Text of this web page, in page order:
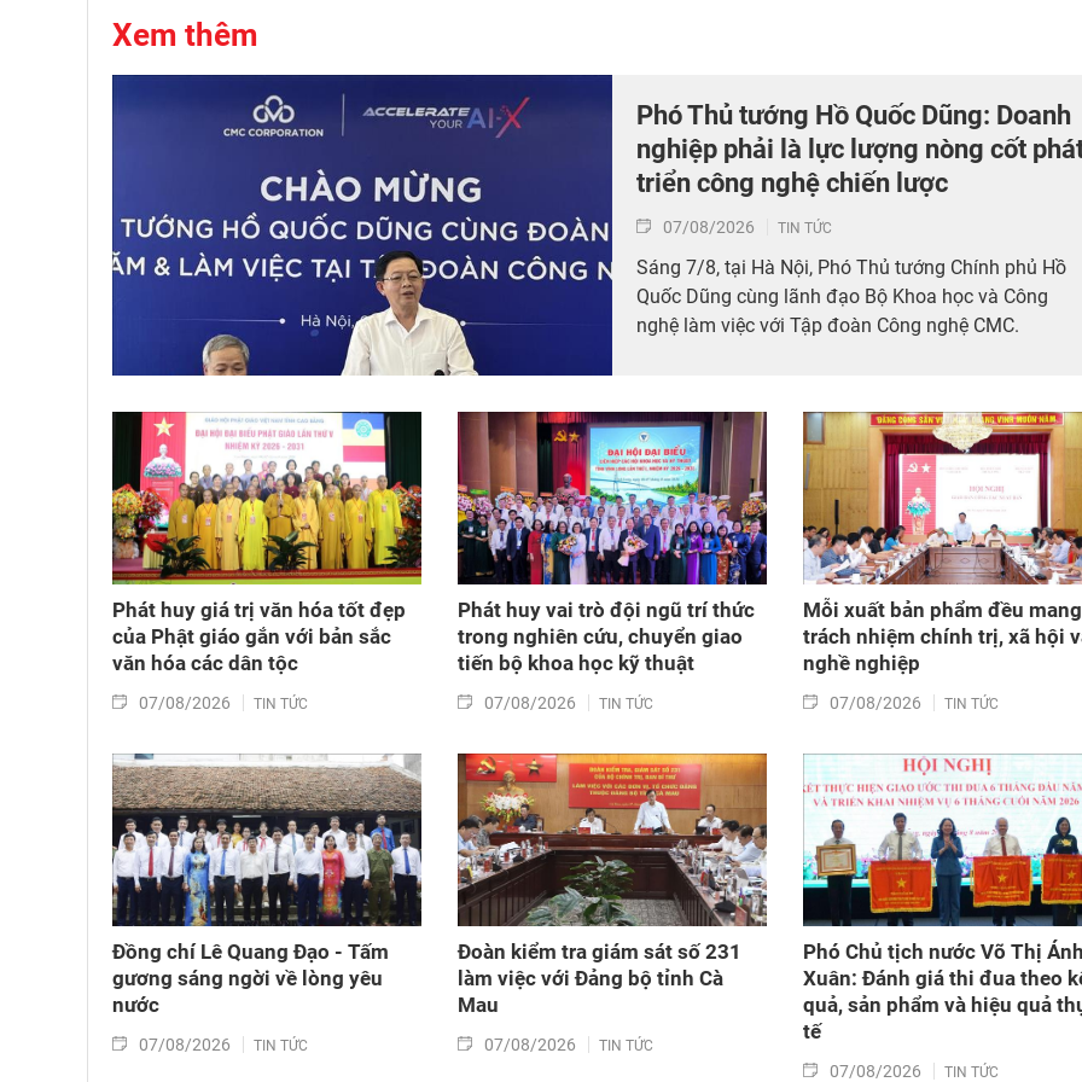
Xem thêm
Phó Thủ tướng Hồ Quốc Dũng: Doanh
nghiệp phải là lực lượng nòng cốt
triển công nghệ chiến lược
07/08/2026 TIN TỨC
Sáng 7/8, tại Hà Nội, Phó Thủ tướng Chính phủ Hồ
Quốc Dũng cùng lãnh đạo Bộ Khoa học và Công
nghệ làm việc với Tập đoàn Công nghệ CMC.
Phát huy giá trị văn hóa tốt đẹp
của Phật giáo gắn với bản sắc
văn hóa các dân tộc
07/08/2026 TIN TỨC
Phát huy vai trò đội ngũ trí thức
trong nghiên cứu, chuyển giao
tiến bộ khoa học kỹ thuật
07/08/2026 TIN TỨC
Mỗi xuất bản phẩm đều mang
trách nhiệm chính trị, xã hội
nghề nghiệp
07/08/2026 TIN TỨC
Đồng chí Lê Quang Đạo - Tấm
gương sáng ngời về lòng yêu
nước
07/08/2026 TIN TỨC
Đoàn kiểm tra giám sát số 231
làm việc với Đảng bộ tỉnh Cà
Mau
07/08/2026 TIN TỨC
Phó Chủ tịch nước Võ Thị
Xuân: Đánh giá thi đua theo
quả, sản phẩm và hiệu quả
tế
07/08/2026 TIN TỨC